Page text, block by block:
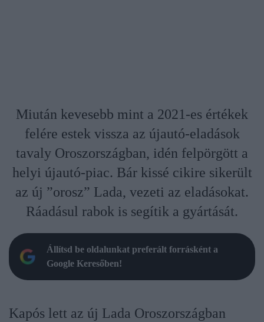
Miután kevesebb mint a 2021-es értékek
felére estek vissza az újautó-eladások
tavaly Oroszországban, idén felpörgött a
helyi újautó-piac. Bár kissé cikire sikerült
az új ”orosz” Lada, vezeti az eladásokat.
Ráadásul rabok is segítik a gyártását.
Állítsd be oldalunkat preferált forrásként a
Google Keresőben!
Kapós lett az új Lada Oroszországban